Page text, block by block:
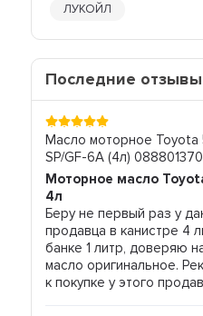
ЛУКОЙЛ
Последние отзывы
Масло моторное Toyota
SP/GF-6A (4л)
Моторное масло
4л
Беру не первый раз у
продавца в канистре 4
банке 1 литр, доверяю
масло оригинальное.
к покупке у этого